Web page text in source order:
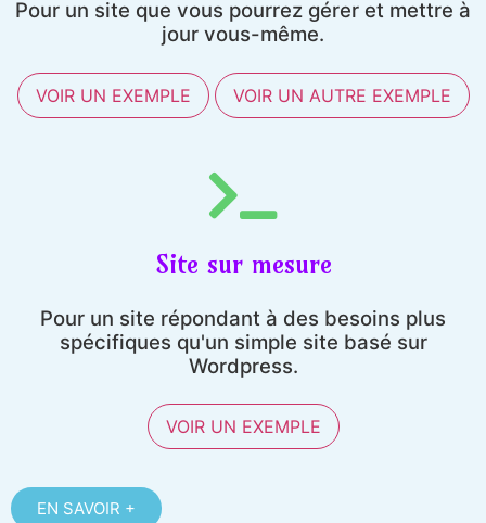
Pour un site que vous pourrez gérer et mettre à
jour vous-même.
VOIR UN EXEMPLE VOIR UN AUTRE EXEMPLE
Site sur mesure
Pour un site répondant à des besoins plus
spécifiques qu'un simple site basé sur
Wordpress.
VOIR UN EXEMPLE
EN SAVOIR +